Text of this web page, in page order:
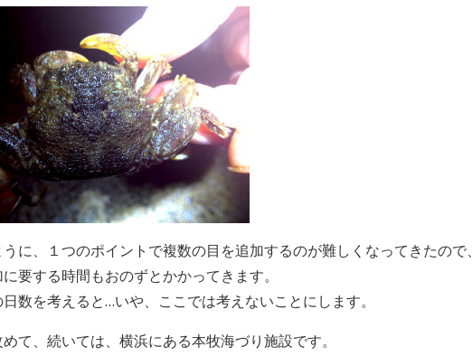
うに、１つのポイントで複数の目を追加するのが難しくなってきたので、
要する時間もおのずとかかってきます。
数を考えると…いや、ここでは考えないことにします。
て、続いては、横浜にある本牧海づり施設です。